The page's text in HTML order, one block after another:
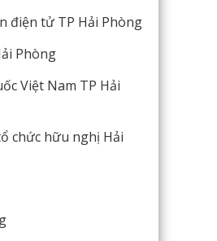
điện tử TP Hải Phòng
Phòng
Việt Nam TP Hải
chức hữu nghị Hải